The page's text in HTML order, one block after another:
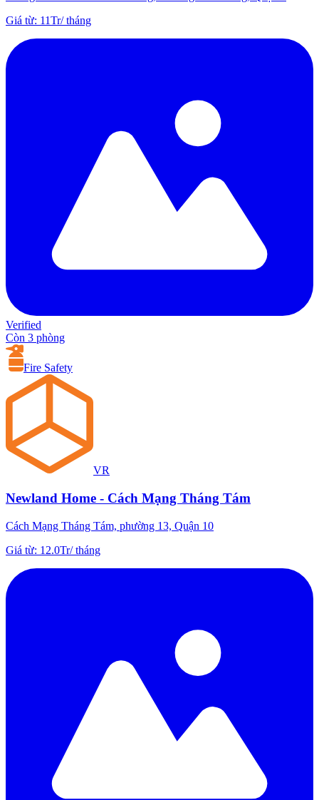
Giá từ: 11Tr/tháng
Verified
Còn 3 phòng
Fire Safety
VR
Newland Home - Cách Mạng Tháng Tám
Cách Mạng Tháng Tám, phường 13, Quận 10
Giá từ: 12.0Tr/tháng